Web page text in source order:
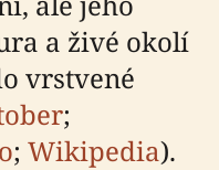
a živé okolí
vrstvené
;
; Wikipedia).